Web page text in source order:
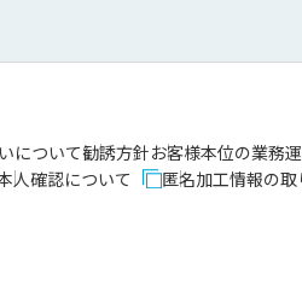
について勧誘方針お客様本位の業務
人確認について 匿名加工情報の